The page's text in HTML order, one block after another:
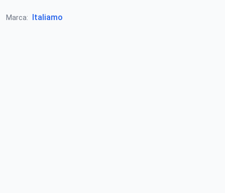
Marca: Italiamo